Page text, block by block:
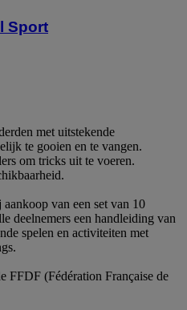
Sport
met uitstekende
te gooien en te vangen.
om tricks uit te voeren.
van een set van 10
deelnemers een handleiding van
spelen en activiteiten met
FFDF (Fédération Française de